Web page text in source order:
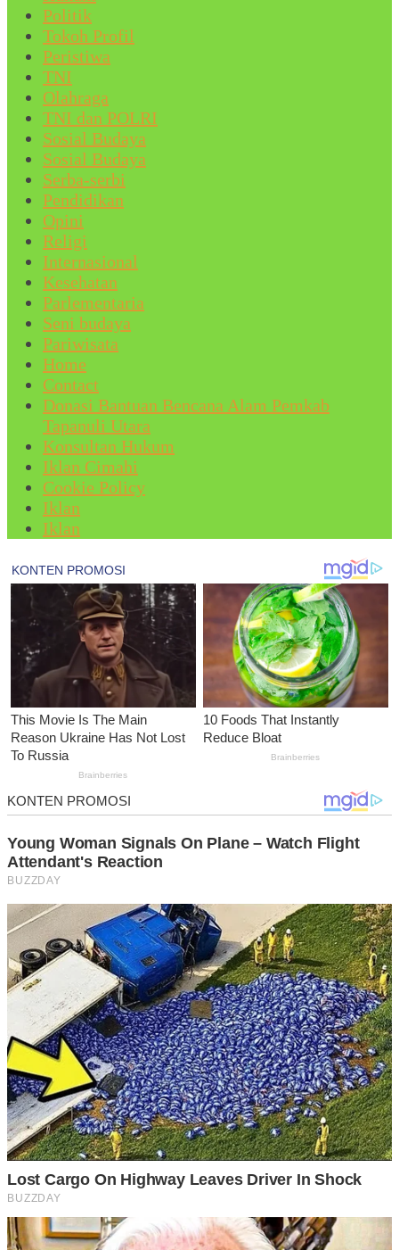
Politik
Tokoh Profil
Peristiwa
TNI
Olahraga
TNI dan POLRI
Sosial Budaya
Sosial Budaya
Serba-serbi
Pendidikan
Opini
Religi
Internasional
Kesehatan
Parlementaria
Seni budaya
Pariwisata
Home
Contact
Donasi Bantuan Bencana Alam Pemkab
Tapanuli Utara
Konsultan Hukum
Iklan Cimahi
Cookie Policy
Iklan
Iklan